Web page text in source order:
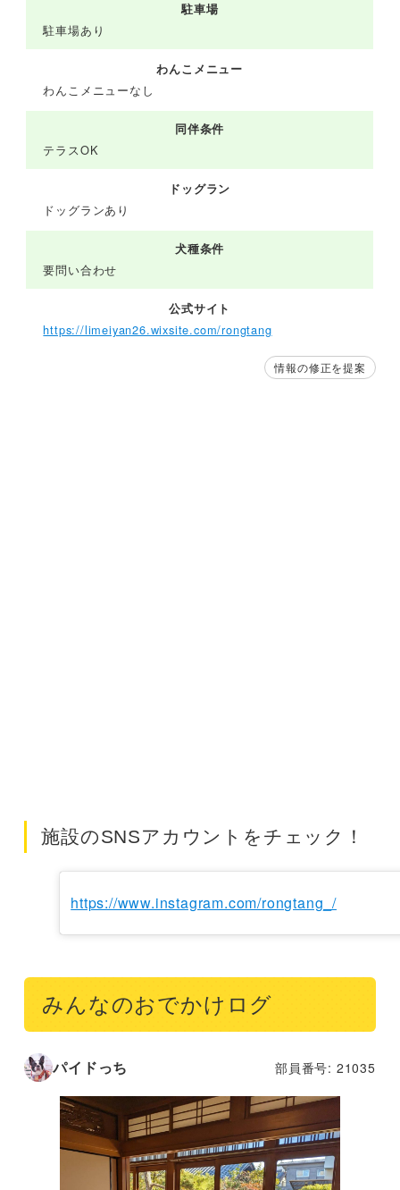
駐車場
駐車場あり
わんこメニュー
わんこメニューなし
同伴条件
テラスOK
ドッグラン
ドッグランあり
犬種条件
要問い合わせ
公式サイト
https://limeiyan26.wixsite.com/rongtang
情報の修正を提案
施設のSNSアカウントをチェック！
https://www.instagram.com/rongtang_/
みんなのおでかけログ
パイドっち 部員番号: 21035